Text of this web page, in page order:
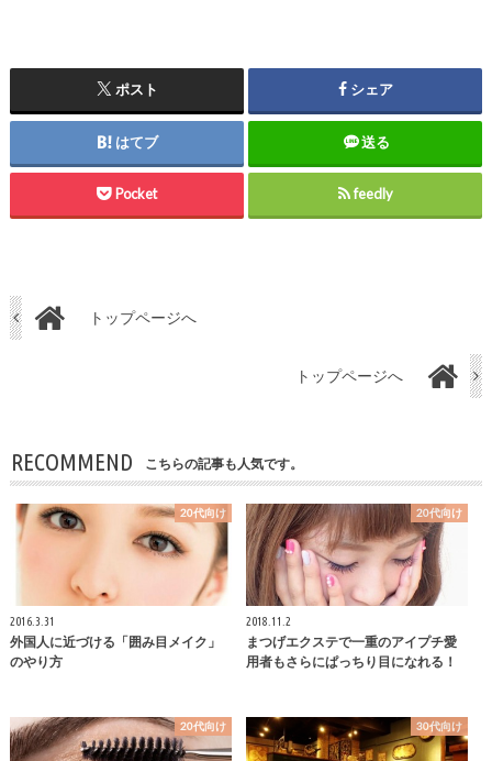
ポスト シェア
はてブ 送る
Pocket feedly
トップページへ
トップページへ
RECOMMEND こちらの記事も人気です。
20代向け
2016.3.31
外国人に近づける「囲み目メイク」
のやり方
20代向け
2018.11.2
まつげエクステで一重のアイプチ愛
用者もさらにぱっちり目になれる！
20代向け 30代向け